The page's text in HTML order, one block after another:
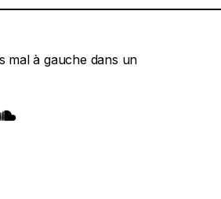
mal à gauche dans un